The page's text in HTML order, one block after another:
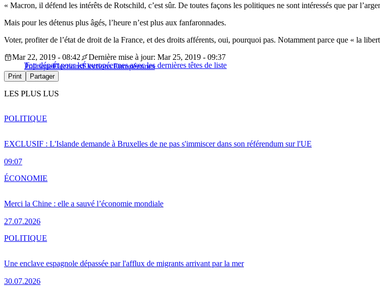
« Macron, il défend les intérêts de Rotschild, c’est sûr. De toutes façons les politiques ne sont intéressés que par
Mais pour les détenus plus âgés, l’heure n’est plus aux fanfaronnades.
Voter, profiter de l’état de droit de la France, et des droits afférents, oui, pourquoi pas. Notamment parce que « la
Top départ pour les européennes avec les dernières têtes de liste
Mar 22, 2019 - 08:42
Dernière mise à jour: Mar 25, 2019 - 09:37
PolitiqueÉlectionsÉlections Européennes
Print Partager
LES PLUS LUS
EXCLUSIF : L'Islande demande à Bruxelles de ne pas s'immiscer dans son référendum sur l'UE
09:07
POLITIQUE
Merci la Chine : elle a sauvé l’économie mondiale
27.07.2026
ÉCONOMIE
Une enclave espagnole dépassée par l'afflux de migrants arrivant par la mer
30.07.2026
POLITIQUE